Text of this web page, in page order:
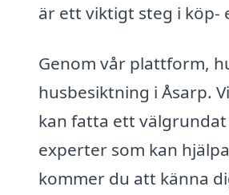
är ett viktigt steg i köp-
Genom vår plattform,
husbesiktning i Åsarp.
kan fatta ett
experter som kan
kommer du att känna